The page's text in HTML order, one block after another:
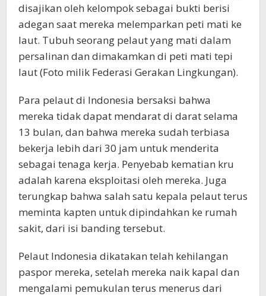
disajikan oleh kelompok sebagai bukti berisi
adegan saat mereka melemparkan peti mati ke
laut. Tubuh seorang pelaut yang mati dalam
persalinan dan dimakamkan di peti mati tepi
laut (Foto milik Federasi Gerakan Lingkungan).
Para pelaut di Indonesia bersaksi bahwa
mereka tidak dapat mendarat di darat selama
13 bulan, dan bahwa mereka sudah terbiasa
bekerja lebih dari 30 jam untuk menderita
sebagai tenaga kerja. Penyebab kematian kru
adalah karena eksploitasi oleh mereka. Juga
terungkap bahwa salah satu kepala pelaut terus
meminta kapten untuk dipindahkan ke rumah
sakit, dari isi banding tersebut.
Pelaut Indonesia dikatakan telah kehilangan
paspor mereka, setelah mereka naik kapal dan
mengalami pemukulan terus menerus dari